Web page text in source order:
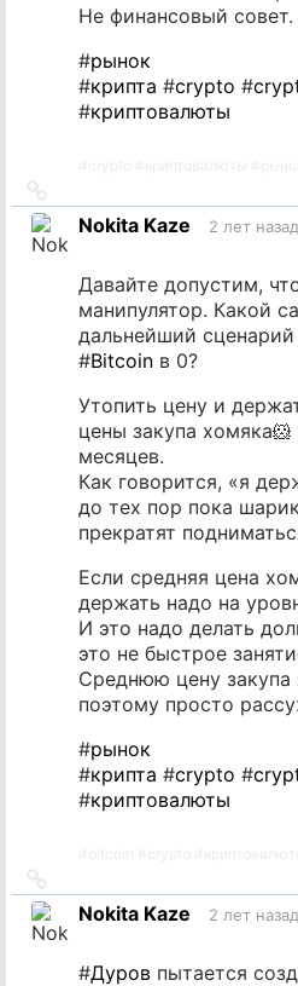
Не финансовый совет.
#рынок
#крипта #crypto #
#криптовалюты
на
источник
Nokita Kaze 2 лет назад
Давайте допустим,
манипулятор. Какой
дальнейший
#Bitcoin в 0?
Утопить цену и
цены закупа
месяцев.
Как говорится, «я
до тех пор пока
прекратят
Если средняя цена
держать надо на
И это надо делать
это не быстрое
Среднюю цену закупа
поэтому просто
#рынок
#крипта #crypto #
#криптовалюты
на
источник
Nokita Kaze 2 лет назад
#Дуров пытается